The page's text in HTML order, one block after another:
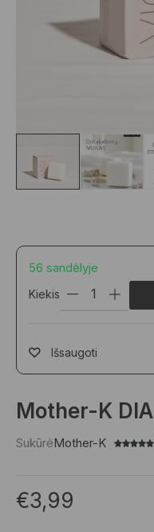
Mother-K
SukūrėMother-K
€3,99
56 sandėlyje
Kiekis
Išsaugoti